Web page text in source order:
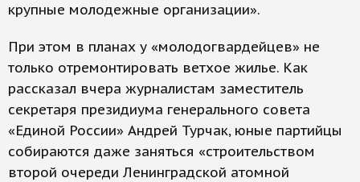
крупные молодежные организации».
При этом в планах у «молодогвардейцев» не
только отремонтировать ветхое жилье. Как
рассказал вчера журналистам заместитель
секретаря президиума генерального совета
«Единой России» Андрей Турчак, юные партийцы
собираются даже заняться «строительством
второй очереди Ленинградской атомной